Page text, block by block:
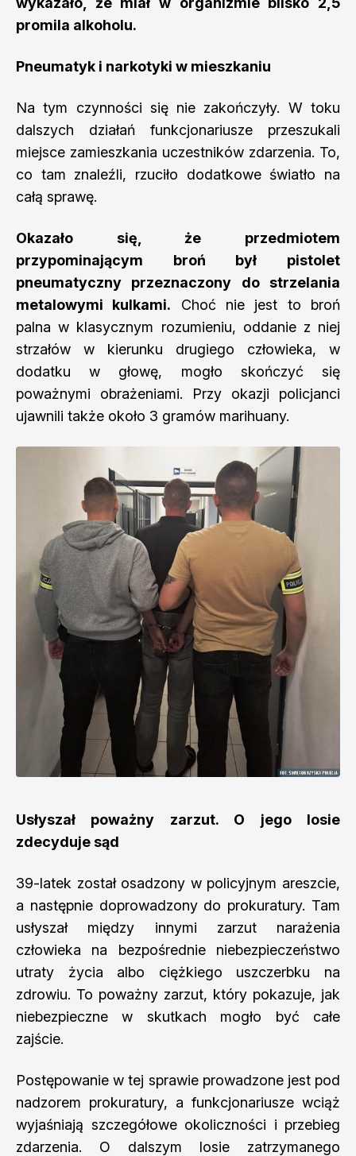
promila alkoholu.
Pneumatyk i narkotyki w mieszkaniu
Na tym czynności się nie zakończyły. W toku
dalszych działań funkcjonariusze przeszukali
miejsce zamieszkania uczestników zdarzenia. To,
co tam znaleźli, rzuciło dodatkowe światło na
całą sprawę.
Okazało się, że przedmiotem
przypominającym broń był pistolet
pneumatyczny przeznaczony do strzelania
metalowymi kulkami. Choć nie jest to broń
palna w klasycznym rozumieniu, oddanie z niej
strzałów w kierunku drugiego człowieka, w
dodatku w głowę, mogło skończyć się
poważnymi obrażeniami. Przy okazji policjanci
ujawnili także około 3 gramów marihuany.
Usłyszał poważny zarzut. O jego losie
zdecyduje sąd
39-latek został osadzony w policyjnym areszcie,
a następnie doprowadzony do prokuratury. Tam
usłyszał między innymi zarzut narażenia
człowieka na bezpośrednie niebezpieczeństwo
utraty życia albo ciężkiego uszczerbku na
zdrowiu. To poważny zarzut, który pokazuje, jak
niebezpieczne w skutkach mogło być całe
zajście.
Postępowanie w tej sprawie prowadzone jest pod
nadzorem prokuratury, a funkcjonariusze wciąż
wyjaśniają szczegółowe okoliczności i przebieg
zdarzenia. O dalszym losie zatrzymanego